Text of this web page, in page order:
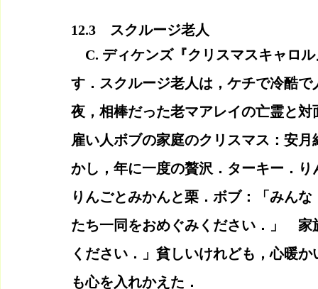
12.3　スクルージ老人
C. ディケンズ『クリスマスキャロ
す．スクルージ老人は，ケチで冷酷
夜，相棒だった老マアレイの亡霊と
雇い人ボブの家庭のクリスマス：安
かし，年に一度の贅沢．ターキー．
りんごとみかんと栗．ボブ：「みん
たち一同をおめぐみください．」　
ください．」貧しいけれども，心暖
も心を入れかえた．